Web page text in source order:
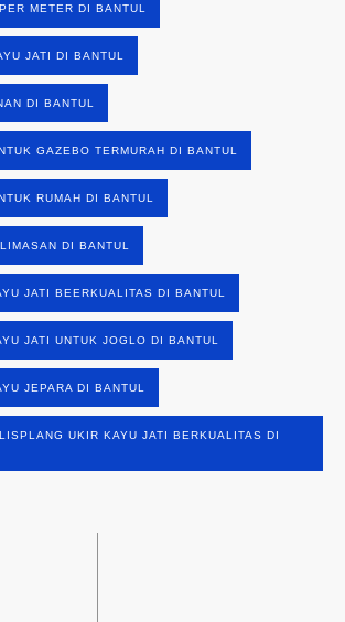
METER DI BANTUL
JATI DI BANTUL
DI BANTUL
GAZEBO TERMURAH DI BANTUL
RUMAH DI BANTUL
DI BANTUL
JATI BEERKUALITAS DI BANTUL
JATI UNTUK JOGLO DI BANTUL
JEPARA DI BANTUL
UKIR KAYU JATI BERKUALITAS DI